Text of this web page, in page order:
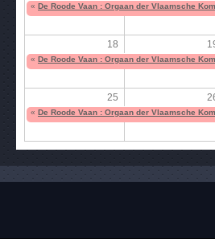
« De Roode Vaan : Orgaan der Vlaamsche
18
« De Roode Vaan : Orgaan der Vlaamsche
25
« De Roode Vaan : Orgaan der Vlaamsche